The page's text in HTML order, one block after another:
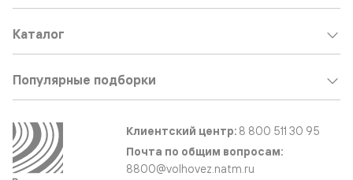
Каталог
Популярные подборки
Клиентский центр: 8 800 511 30 95
Почта по общим вопросам:
8800@volhovez.natm.ru